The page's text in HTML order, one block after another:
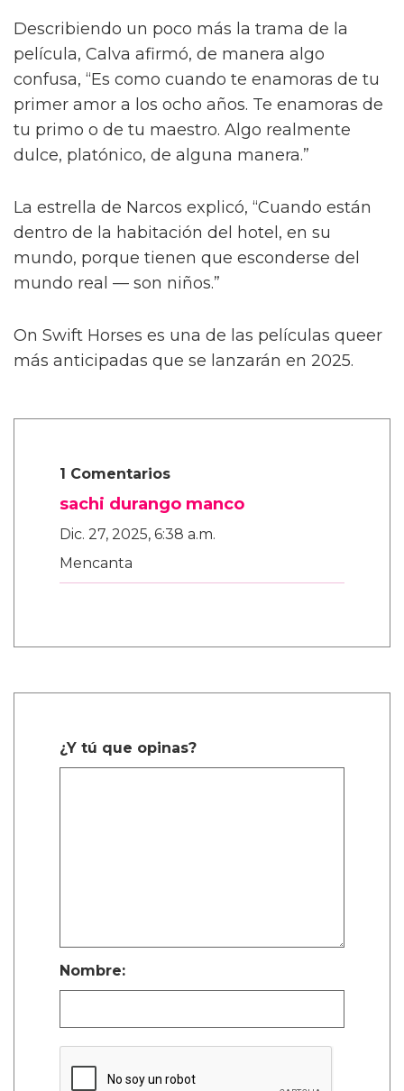
Describiendo un poco más la trama de la
película, Calva afirmó, de manera algo
confusa, “Es como cuando te enamoras de tu
primer amor a los ocho años. Te enamoras de
tu primo o de tu maestro. Algo realmente
dulce, platónico, de alguna manera.”
La estrella de Narcos explicó, “Cuando están
dentro de la habitación del hotel, en su
mundo, porque tienen que esconderse del
mundo real — son niños.”
On Swift Horses es una de las películas queer
más anticipadas que se lanzarán en 2025.
1 Comentarios
sachi durango manco
Dic. 27, 2025, 6:38 a.m.
Mencanta
¿Y tú que opinas?
Nombre: